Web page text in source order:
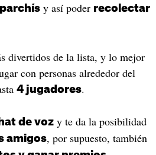
y así poder recolectar
divertidos de la lista, y lo mejor
con personas alrededor del
4 jugadores.
de vozy te da la posibilidad
amigos, por supuesto, también